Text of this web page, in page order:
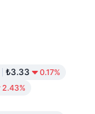
₺3.33 0.17%
2.43%